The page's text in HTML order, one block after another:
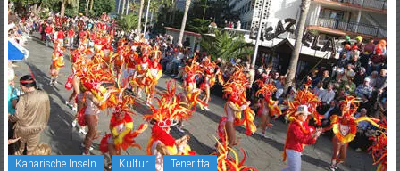
Kanarische Inseln Kultur Teneriffa